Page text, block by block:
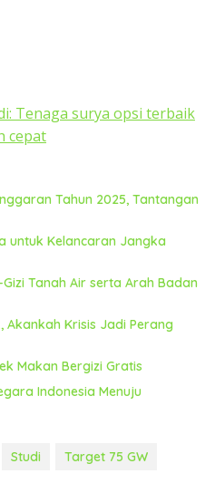
Tenaga surya opsi terbaik
cepat
Tahun 2025, Tantangan
untuk Kelancaran Jangka
Tanah Air serta Arah Badan
Akankah Krisis Jadi Perang
Makan Bergizi Gratis
Indonesia Menuju
Studi
Target 75 GW